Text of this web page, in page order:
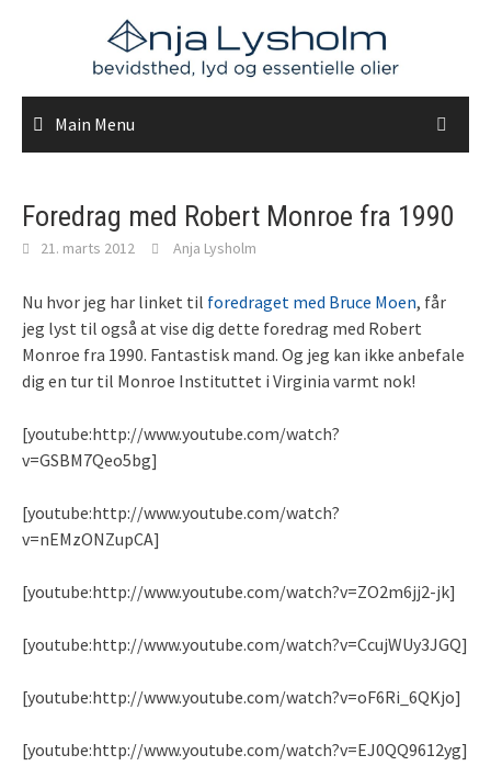
Main Menu
Foredrag med Robert Monroe fra 1990
21. marts 2012 Anja Lysholm
Nu hvor jeg har linket til foredraget med Bruce Moen, får
jeg lyst til også at vise dig dette foredrag med Robert
Monroe fra 1990. Fantastisk mand. Og jeg kan ikke anbefale
dig en tur til Monroe Instituttet i Virginia varmt nok!
[youtube:http://www.youtube.com/watch?
v=GSBM7Qeo5bg]
[youtube:http://www.youtube.com/watch?
v=nEMzONZupCA]
[youtube:http://www.youtube.com/watch?v=ZO2m6jj2-jk]
[youtube:http://www.youtube.com/watch?v=CcujWUy3JGQ]
[youtube:http://www.youtube.com/watch?v=oF6Ri_6QKjo]
[youtube:http://www.youtube.com/watch?v=EJ0QQ9612yg]